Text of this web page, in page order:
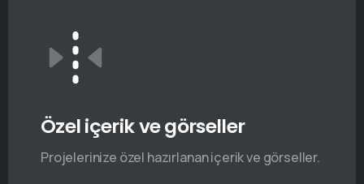
Özel içerik ve görseller
Projelerinize özel hazırlanan içerik ve görseller.